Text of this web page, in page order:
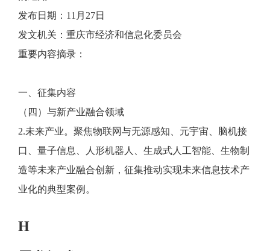
发布日期：11月27日
发文机关：重庆市经济和信息化委员会
重要内容摘录：
一、征集内容
（四）与新产业融合领域
2.未来产业。聚焦物联网与无源感知、元宇宙、脑机接
口、量子信息、人形机器人、生成式人工智能、生物制
造等未来产业融合创新，征集推动实现未来信息技术产
业化的典型案例。
H